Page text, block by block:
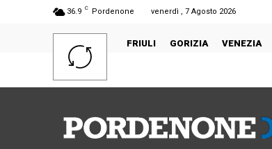
36.9 C Pordenone venerdì , 7 Agosto 2026
FRIULI GORIZIA VENEZIA